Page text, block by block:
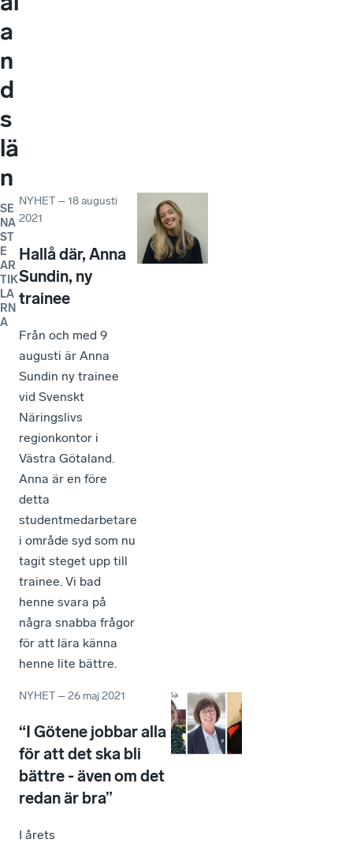
a
n
d
s
lä
n
SE
NA
ST
E
AR
TIK
LA
RN
A
NYHET –18 augusti
2021
Hallå där, Anna
Sundin, ny
trainee
Från och med 9
augusti är Anna
Sundin ny trainee
vid Svenskt
Näringslivs
regionkontor i
Västra Götaland.
Anna är en före
detta
studentmedarbetare
i område syd som nu
tagit steget upp till
trainee. Vi bad
henne svara på
några snabba frågor
för att lära känna
henne lite bättre.
NYHET –26 maj 2021
“I Götene jobbar alla
för att det ska bli
bättre - även om det
redan är bra”
I årets